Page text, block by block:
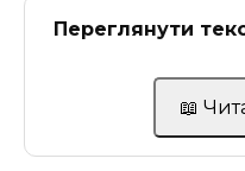
Переглянути
📖